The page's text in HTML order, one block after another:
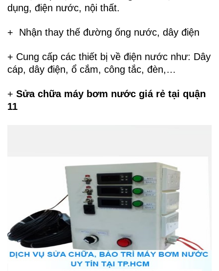
dụng, điện nước, nội thất.
+ Nhận thay thế đường ống nước, dây điện
+ Cung cấp các thiết bị về điện nước như: Dây
cáp, dây điện, ổ cắm, công tắc, đèn,…
+ Sửa chữa máy bơm nước giá rẻ tại quận
11